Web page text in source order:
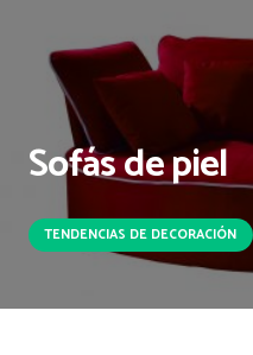
Sofás de piel
TENDENCIAS DE DECORACIÓN